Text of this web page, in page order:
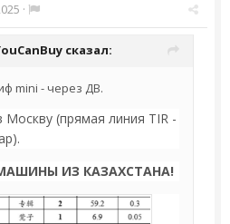
·
сказал:
mini - через ДВ.
Москву (прямая линия TIR -
ИЗ КАЗАХСТАНА!